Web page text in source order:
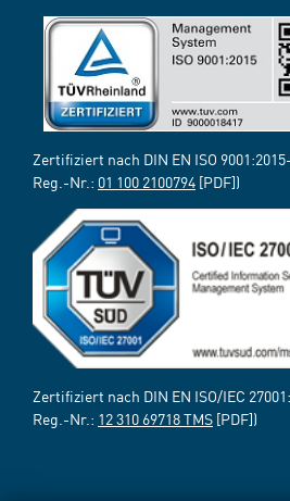
Zertifiziert nach DIN EN ISO
Reg.-Nr.: 01 100 2100794 [PDF])
Zertifiziert nach DIN EN ISO/IEC
Reg.-Nr.: 12 310 69718 TMS [PDF])